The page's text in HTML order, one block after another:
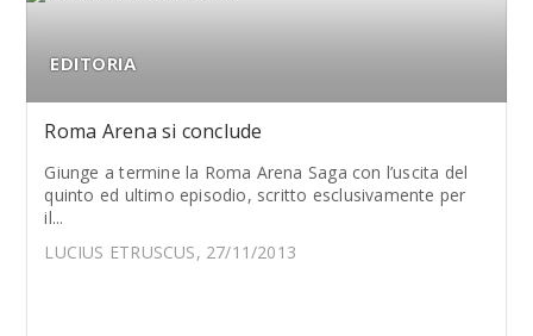
EDITORIA
Roma Arena si conclude
Giunge a termine la Roma Arena Saga con l’uscita del
quinto ed ultimo episodio, scritto esclusivamente per
il...
LUCIUS ETRUSCUS, 27/11/2013